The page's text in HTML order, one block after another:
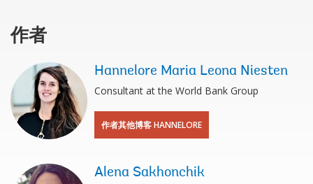
作者
Hannelore Maria Leona Niesten
Consultant at the World Bank Group
作者其他博客 HANNELORE
Alena Sakhonchik